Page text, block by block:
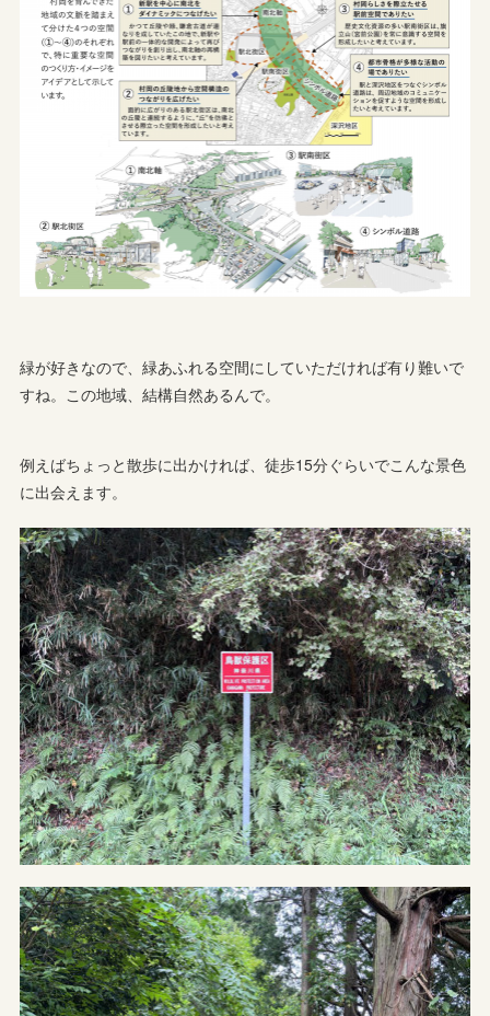
緑が好きなので、緑あふれる空間にしていただければ有り難いで
すね。この地域、結構自然あるんで。
例えばちょっと散歩に出かければ、徒歩15分ぐらいでこんな景色
に出会えます。